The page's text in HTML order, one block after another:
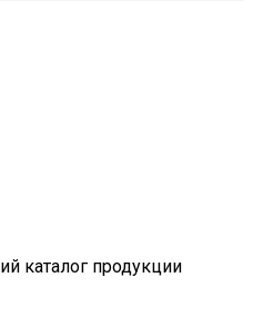
каталог продукции